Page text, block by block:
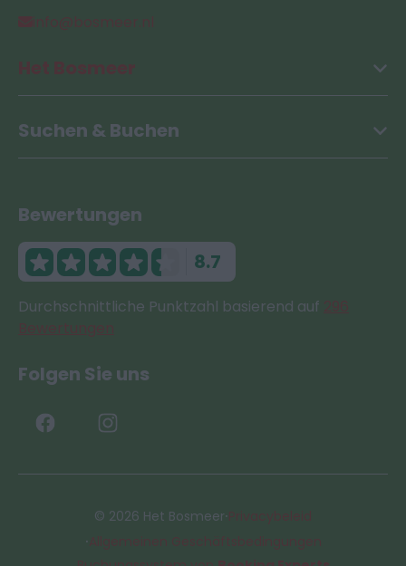
Suchen & Buchen
Bewertungen
8.7
Durchschnittliche Punktzahl basierend auf
Folgen Sie uns
© 2026 Het Bosmeer·
·